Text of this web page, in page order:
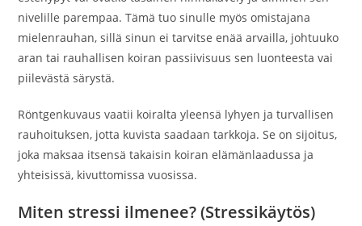
nivelille parempaa. Tämä tuo sinulle myös omistajana
mielenrauhan, sillä sinun ei tarvitse enää arvailla, johtuuko
aran tai rauhallisen koiran passiivisuus sen luonteesta vai
piilevästä särystä.
Röntgenkuvaus vaatii koiralta yleensä lyhyen ja turvallisen
rauhoituksen, jotta kuvista saadaan tarkkoja. Se on sijoitus,
joka maksaa itsensä takaisin koiran elämänlaadussa ja
yhteisissä, kivuttomissa vuosissa.
Miten stressi ilmenee? (Stressikäytös)